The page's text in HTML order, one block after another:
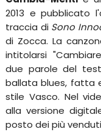
2013 e pubblicato
traccia di Sono
di Zocca. La
intitolarsi
due parole del
ballata blues, fatta
stile Vasco. Nel
alla versione
posto dei più